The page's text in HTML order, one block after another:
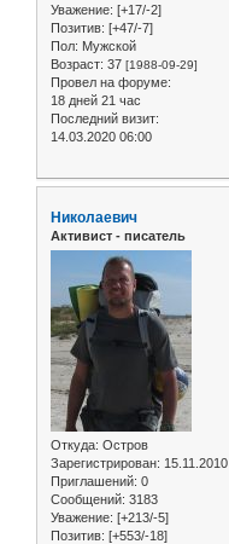
Уважение: [+17/-2]
Позитив: [+47/-7]
Пол: Мужской
Возраст: 37 [1988-09-29]
Провел на форуме:
18 дней 21 час
Последний визит:
14.03.2020 06:00
Николаевич
Активист - писатель
Откуда: Остров
Зарегистрирован: 15.11.2010
Приглашений: 0
Сообщений: 3183
Уважение: [+213/-5]
Позитив: [+553/-18]